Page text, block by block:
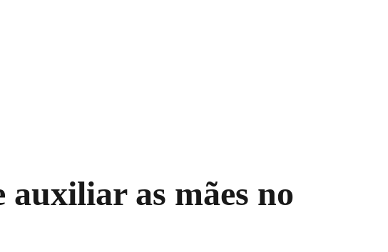
as mães no